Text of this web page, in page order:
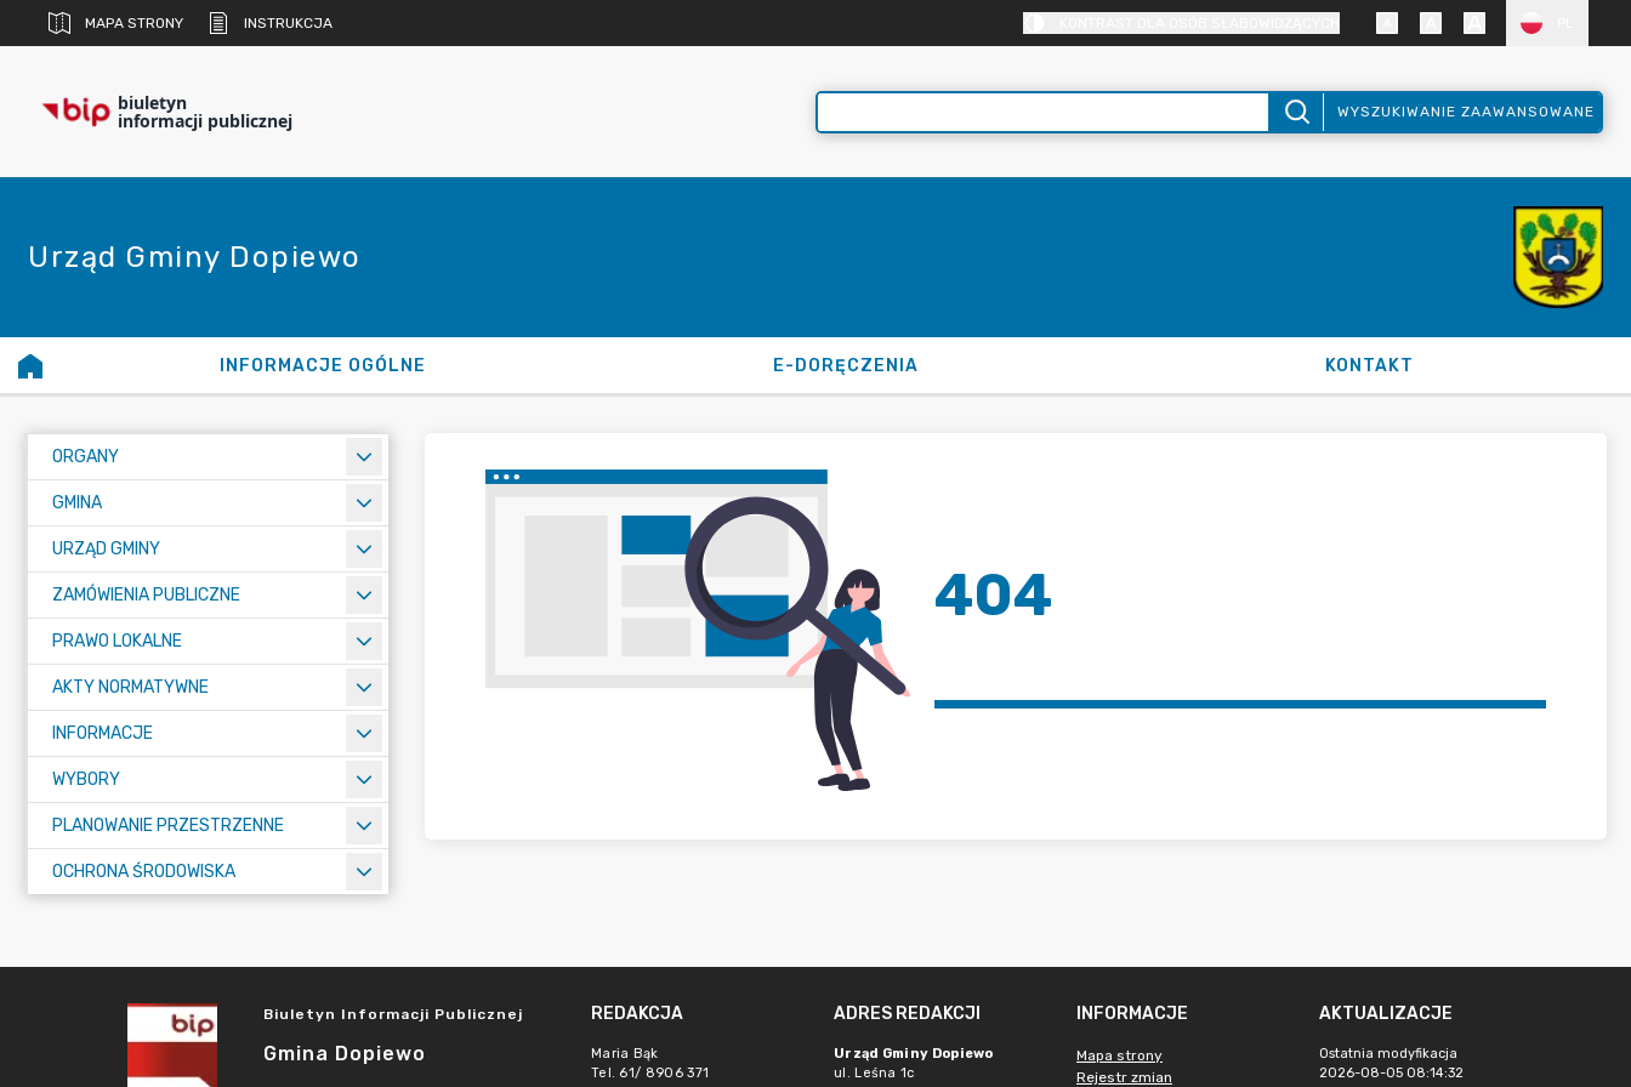
MAPA STRONY INSTRUKCJA
biuletyn
informacji publicznej WYSZUKIWANIE ZAAWANSOWANE
Urząd Gminy Dopiewo
INFORMACJE OGÓLNE E-DORĘCZENIA KONTAKT
ORGANY
GMINA
URZĄD GMINY
ZAMÓWIENIA PUBLICZNE
PRAWO LOKALNE
AKTY NORMATYWNE
INFORMACJE
WYBORY
PLANOWANIE PRZESTRZENNE
OCHRONA ŚRODOWISKA
404
Biuletyn Informacji Publicznej
Gmina Dopiewo
REDAKCJA
Maria Bąk
Tel. 61/ 8906 371
ADRES REDAKCJI
Urząd Gminy Dopiewo
ul. Leśna 1c
INFORMACJE
Mapa strony
Rejestr zmian
AKTUALIZACJE
Ostatnia modyfikacja
2026-08-05 08:14:32